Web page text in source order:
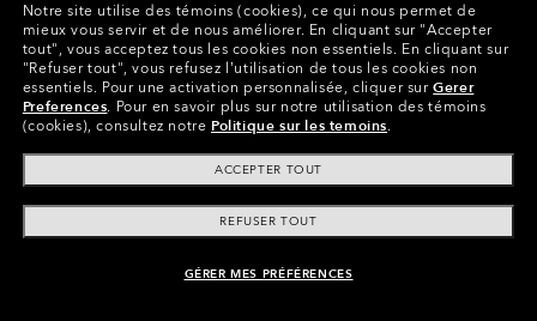
Autres sites du Groupe
CANADA
Notre site utilise des témoins (cookies), ce qui nous permet de
mieux vous servir et de nous améliorer. En cliquant sur "Accepter
tout", vous acceptez tous les cookies non essentiels. En cliquant sur
"Refuser tout", vous refusez l’utilisation de tous les cookies non
essentiels. Pour une activation personnalisée, cliquer surGerer
Preferences. Pour en savoir plus sur notre utilisation des témoins
(cookies), consultez notre Politique sur les temoins.
ACCEPTER TOUT
REFUSER TOUT
GÉRER MES PRÉFÉRENCES